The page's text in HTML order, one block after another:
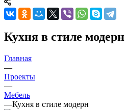
Кухня в стиле модерн
Главная
—
Проекты
—
Мебель
—Кухня в стиле модерн